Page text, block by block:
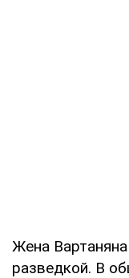
Жена
разведкой. В